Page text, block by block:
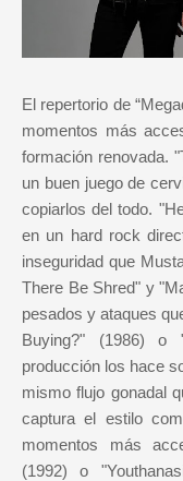
El repertorio de
momentos más
formación renovada.
un buen juego de
copiarlos del todo.
en un hard rock
inseguridad que
There Be Shred" y
pesados y ataques
Buying?" (1986) o
producción los hace
mismo flujo gonadal
captura el estilo
momentos más
(1992) o